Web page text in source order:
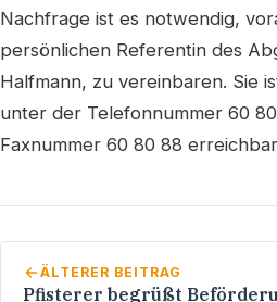
Nachfrage ist es notwendig,
persönlichen Referentin des
Halfmann, zu vereinbaren. Sie
unter der Telefonnummer 60
Faxnummer 60 80 88
ÄLTERER BEITRAG
Pfisterer begrüßt